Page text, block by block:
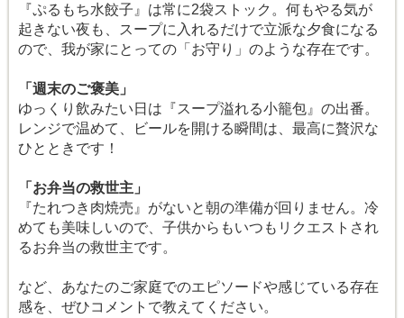
『ぷるもち水餃子』は常に2袋ストック。何もやる気が
起きない夜も、スープに入れるだけで立派な夕食になる
ので、我が家にとっての「お守り」のような存在です。
「週末のご褒美」
ゆっくり飲みたい日は『スープ溢れる小籠包』の出番。
レンジで温めて、ビールを開ける瞬間は、最高に贅沢な
ひとときです！
「お弁当の救世主」
『たれつき肉焼売』がないと朝の準備が回りません。冷
めても美味しいので、子供からもいつもリクエストされ
るお弁当の救世主です。
など、あなたのご家庭でのエピソードや感じている存在
感を、ぜひコメントで教えてください。